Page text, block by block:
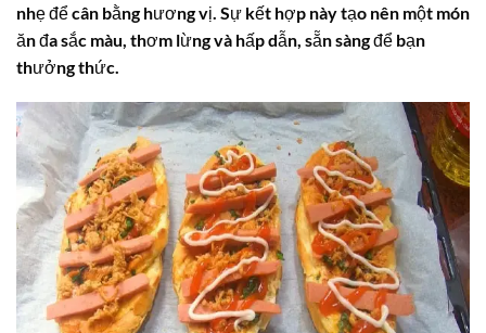
nhẹ để cân bằng hương vị. Sự kết hợp này tạo nên một món
ăn đa sắc màu, thơm lừng và hấp dẫn, sẵn sàng để bạn
thưởng thức.